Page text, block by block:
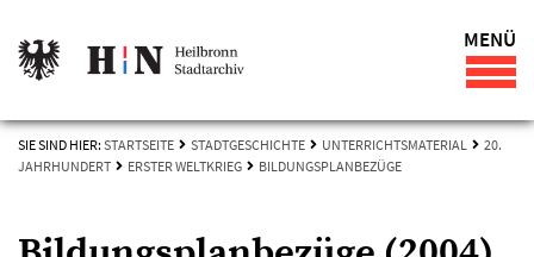
MENÜ
SIE SIND HIER: STARTSEITE STADTGESCHICHTE UNTERRICHTSMATERIAL
20.
JAHRHUNDERT
ERSTER WELTKRIEG BILDUNGSPLANBEZÜGE